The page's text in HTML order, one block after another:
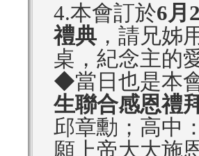
4.本會訂於6月
禮典，請兄姊
桌，紀念主的
◆當日也是本
生聯合感恩禮
邱章勳；高中
願上帝大大施